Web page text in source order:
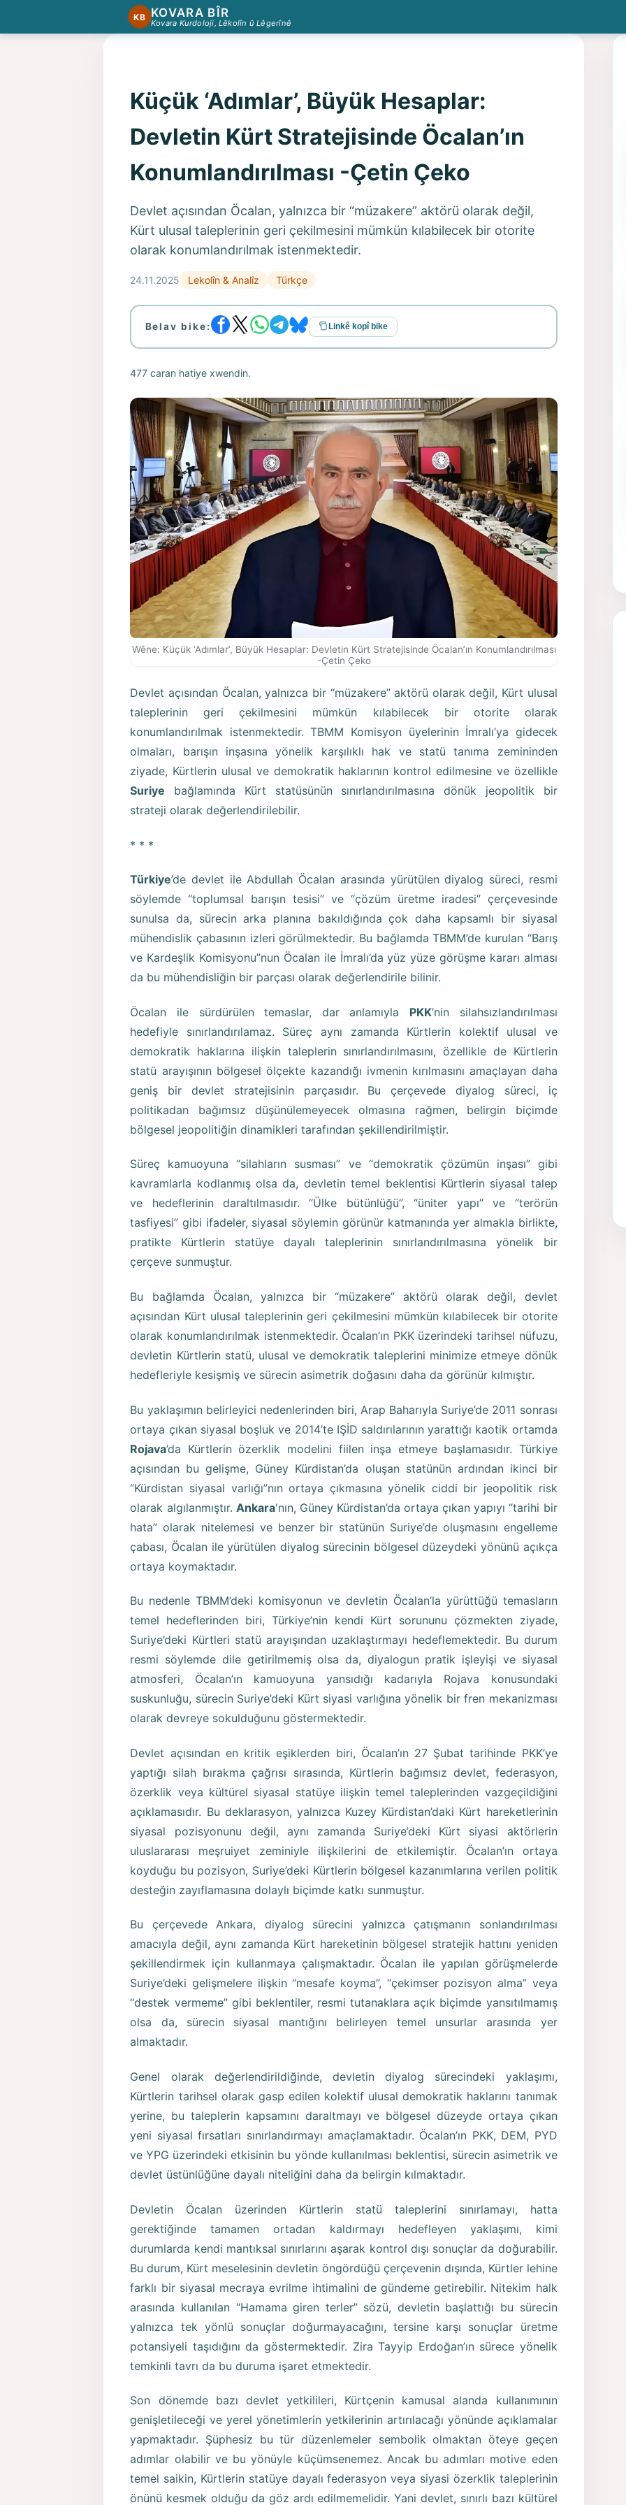
KB KOVARA BÎR
Kovara Kurdoloji, Lêkolîn û Lêgerînê
Küçük ‘Adımlar’, Büyük Hesaplar:
Devletin Kürt Stratejisinde Öcalan’ın
Konumlandırılması -Çetin Çeko
Devlet açısından Öcalan, yalnızca bir “müzakere” aktörü olarak değil,
Kürt ulusal taleplerinin geri çekilmesini mümkün kılabilecek bir otorite
olarak konumlandırılmak istenmektedir.
24.11.2025 Lekolîn & Analîz Türkçe
Belav bike: Linkê kopî bike
477 caran hatiye xwendin.
Wêne: Küçük ‘Adımlar’, Büyük Hesaplar: Devletin Kürt Stratejisinde Öcalan’ın Konumlandırılması
-Çetin Çeko
Devlet açısından Öcalan, yalnızca bir “müzakere” aktörü olarak değil, Kürt ulusal
taleplerinin geri çekilmesini mümkün kılabilecek bir otorite olarak
konumlandırılmak istenmektedir. TBMM Komisyon üyelerinin İmralı’ya gidecek
olmaları, barışın inşasına yönelik karşılıklı hak ve statü tanıma zemininden
ziyade, Kürtlerin ulusal ve demokratik haklarının kontrol edilmesine ve özellikle
Suriye bağlamında Kürt statüsünün sınırlandırılmasına dönük jeopolitik bir
strateji olarak değerlendirilebilir.
* * *
Türkiye’de devlet ile Abdullah Öcalan arasında yürütülen diyalog süreci, resmi
söylemde “toplumsal barışın tesisi” ve “çözüm üretme iradesi” çerçevesinde
sunulsa da, sürecin arka planına bakıldığında çok daha kapsamlı bir siyasal
mühendislik çabasının izleri görülmektedir. Bu bağlamda TBMM’de kurulan “Barış
ve Kardeşlik Komisyonu”nun Öcalan ile İmralı’da yüz yüze görüşme kararı alması
da bu mühendisliğin bir parçası olarak değerlendirile bilinir.
Öcalan ile sürdürülen temaslar, dar anlamıyla PKK’nin silahsızlandırılması
hedefiyle sınırlandırılamaz. Süreç aynı zamanda Kürtlerin kolektif ulusal ve
demokratik haklarına ilişkin taleplerin sınırlandırılmasını, özellikle de Kürtlerin
statü arayışının bölgesel ölçekte kazandığı ivmenin kırılmasını amaçlayan daha
geniş bir devlet stratejisinin parçasıdır. Bu çerçevede diyalog süreci, iç
politikadan bağımsız düşünülemeyecek olmasına rağmen, belirgin biçimde
bölgesel jeopolitiğin dinamikleri tarafından şekillendirilmiştir.
Süreç kamuoyuna “silahların susması” ve “demokratik çözümün inşası” gibi
kavramlarla kodlanmış olsa da, devletin temel beklentisi Kürtlerin siyasal talep
ve hedeflerinin daraltılmasıdır. “Ülke bütünlüğü”, “üniter yapı” ve “terörün
tasfiyesi” gibi ifadeler, siyasal söylemin görünür katmanında yer almakla birlikte,
pratikte Kürtlerin statüye dayalı taleplerinin sınırlandırılmasına yönelik bir
çerçeve sunmuştur.
Bu bağlamda Öcalan, yalnızca bir “müzakere” aktörü olarak değil, devlet
açısından Kürt ulusal taleplerinin geri çekilmesini mümkün kılabilecek bir otorite
olarak konumlandırılmak istenmektedir. Öcalan’ın PKK üzerindeki tarihsel nüfuzu,
devletin Kürtlerin statü, ulusal ve demokratik taleplerini minimize etmeye dönük
hedefleriyle kesişmiş ve sürecin asimetrik doğasını daha da görünür kılmıştır.
Bu yaklaşımın belirleyici nedenlerinden biri, Arap Baharıyla Suriye’de 2011 sonrası
ortaya çıkan siyasal boşluk ve 2014’te IŞİD saldırılarının yarattığı kaotik ortamda
Rojava’da Kürtlerin özerklik modelini fiilen inşa etmeye başlamasıdır. Türkiye
açısından bu gelişme, Güney Kürdistan’da oluşan statünün ardından ikinci bir
“Kürdistan siyasal varlığı”nın ortaya çıkmasına yönelik ciddi bir jeopolitik risk
olarak algılanmıştır. Ankara'nın, Güney Kürdistan’da ortaya çıkan yapıyı “tarihi bir
hata” olarak nitelemesi ve benzer bir statünün Suriye’de oluşmasını engelleme
çabası, Öcalan ile yürütülen diyalog sürecinin bölgesel düzeydeki yönünü açıkça
ortaya koymaktadır.
Bu nedenle TBMM’deki komisyonun ve devletin Öcalan’la yürüttüğü temasların
temel hedeflerinden biri, Türkiye’nin kendi Kürt sorununu çözmekten ziyade,
Suriye’deki Kürtleri statü arayışından uzaklaştırmayı hedeflemektedir. Bu durum
resmi söylemde dile getirilmemiş olsa da, diyalogun pratik işleyişi ve siyasal
atmosferi, Öcalan’ın kamuoyuna yansıdığı kadarıyla Rojava konusundaki
suskunluğu, sürecin Suriye’deki Kürt siyasi varlığına yönelik bir fren mekanizması
olarak devreye sokulduğunu göstermektedir.
Devlet açısından en kritik eşiklerden biri, Öcalan’ın 27 Şubat tarihinde PKK’ye
yaptığı silah bırakma çağrısı sırasında, Kürtlerin bağımsız devlet, federasyon,
özerklik veya kültürel siyasal statüye ilişkin temel taleplerinden vazgeçildiğini
açıklamasıdır. Bu deklarasyon, yalnızca Kuzey Kürdistan’daki Kürt hareketlerinin
siyasal pozisyonunu değil, aynı zamanda Suriye’deki Kürt siyasi aktörlerin
uluslararası meşruiyet zeminiyle ilişkilerini de etkilemiştir. Öcalan’ın ortaya
koyduğu bu pozisyon, Suriye’deki Kürtlerin bölgesel kazanımlarına verilen politik
desteğin zayıflamasına dolaylı biçimde katkı sunmuştur.
Bu çerçevede Ankara, diyalog sürecini yalnızca çatışmanın sonlandırılması
amacıyla değil, aynı zamanda Kürt hareketinin bölgesel stratejik hattını yeniden
şekillendirmek için kullanmaya çalışmaktadır. Öcalan ile yapılan görüşmelerde
Suriye’deki gelişmelere ilişkin “mesafe koyma”, “çekimser pozisyon alma” veya
“destek vermeme” gibi beklentiler, resmi tutanaklara açık biçimde yansıtılmamış
olsa da, sürecin siyasal mantığını belirleyen temel unsurlar arasında yer
almaktadır.
Genel olarak değerlendirildiğinde, devletin diyalog sürecindeki yaklaşımı,
Kürtlerin tarihsel olarak gasp edilen kolektif ulusal demokratik haklarını tanımak
yerine, bu taleplerin kapsamını daraltmayı ve bölgesel düzeyde ortaya çıkan
yeni siyasal fırsatları sınırlandırmayı amaçlamaktadır. Öcalan’ın PKK, DEM, PYD
ve YPG üzerindeki etkisinin bu yönde kullanılması beklentisi, sürecin asimetrik ve
devlet üstünlüğüne dayalı niteliğini daha da belirgin kılmaktadır.
Devletin Öcalan üzerinden Kürtlerin statü taleplerini sınırlamayı, hatta
gerektiğinde tamamen ortadan kaldırmayı hedefleyen yaklaşımı, kimi
durumlarda kendi mantıksal sınırlarını aşarak kontrol dışı sonuçlar da doğurabilir.
Bu durum, Kürt meselesinin devletin öngördüğü çerçevenin dışında, Kürtler lehine
farklı bir siyasal mecraya evrilme ihtimalini de gündeme getirebilir. Nitekim halk
arasında kullanılan “Hamama giren terler” sözü, devletin başlattığı bu sürecin
yalnızca tek yönlü sonuçlar doğurmayacağını, tersine karşı sonuçlar üretme
potansiyeli taşıdığını da göstermektedir. Zira Tayyip Erdoğan’ın sürece yönelik
temkinli tavrı da bu duruma işaret etmektedir.
Son dönemde bazı devlet yetkilileri, Kürtçenin kamusal alanda kullanımının
genişletileceği ve yerel yönetimlerin yetkilerinin artırılacağı yönünde açıklamalar
yapmaktadır. Şüphesiz bu tür düzenlemeler sembolik olmaktan öteye geçen
adımlar olabilir ve bu yönüyle küçümsenemez. Ancak bu adımları motive eden
temel saikin, Kürtlerin statüye dayalı federasyon veya siyasi özerklik taleplerinin
önünü kesmek olduğu da göz ardı edilmemelidir. Yani devlet, sınırlı bazı kültürel